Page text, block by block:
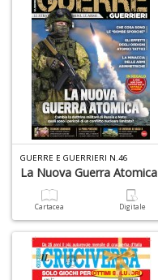
GUERRE E GUERRIERI N.46
La Nuova Guerra Atomica
Cartacea Digitale